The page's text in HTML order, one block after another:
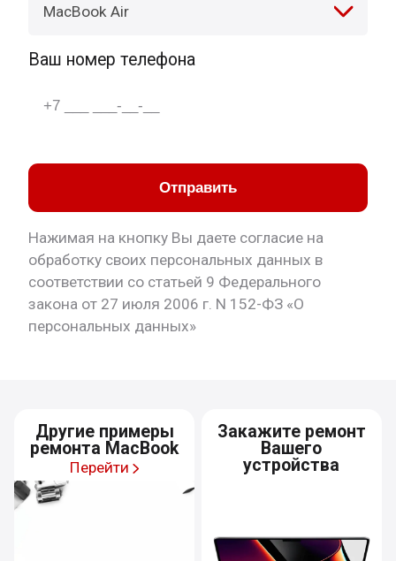
MacBook Air
Ваш номер телефона
Отправить
Нажимая на кнопку Вы даете согласие на
обработку своих персональных данных в
соответствии со статьей 9 Федерального
закона от 27 июля 2006 г. N 152-ФЗ «О
персональных данных»
Другие примеры
ремонта MacBook
Перейти
Закажите ремонт
Вашего
устройства